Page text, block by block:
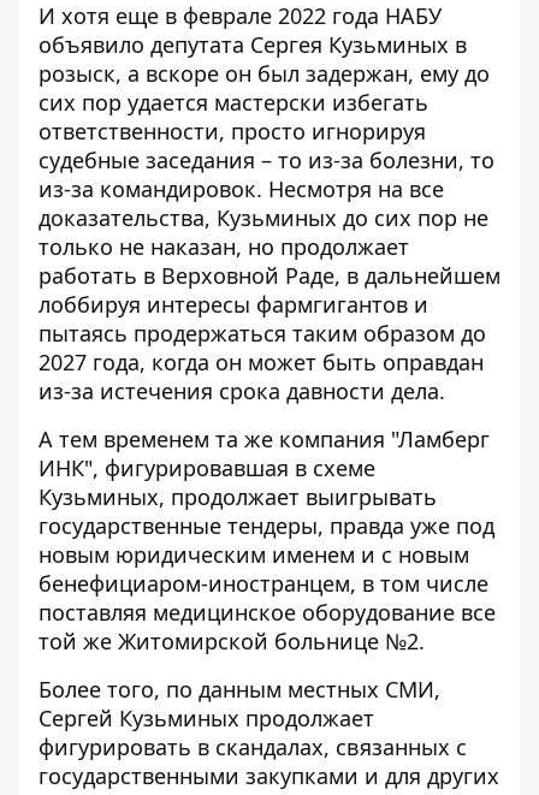
И хотя еще в феврале 2022 года НАБУ
объявило депутата Сергея Кузьминых в
розыск, а вскоре он был задержан, ему до
сих пор удается мастерски избегать
ответственности, просто игнорируя
судебные заседания – то из-за болезни, то
из-за командировок. Несмотря на все
доказательства, Кузьминых до сих пор не
только не наказан, но продолжает
работать в Верховной Раде, в дальнейшем
лоббируя интересы фармгигантов и
пытаясь продержаться таким образом до
2027 года, когда он может быть оправдан
из-за истечения срока давности дела.
А тем временем та же компания "Ламберг
ИНК", фигурировавшая в схеме
Кузьминых, продолжает выигрывать
государственные тендеры, правда уже под
новым юридическим именем и с новым
бенефициаром-иностранцем, в том числе
поставляя медицинское оборудование все
той же Житомирской больнице №2.
Более того, по данным местных СМИ,
Сергей Кузьминых продолжает
фигурировать в скандалах, связанных с
государственными закупками и для других